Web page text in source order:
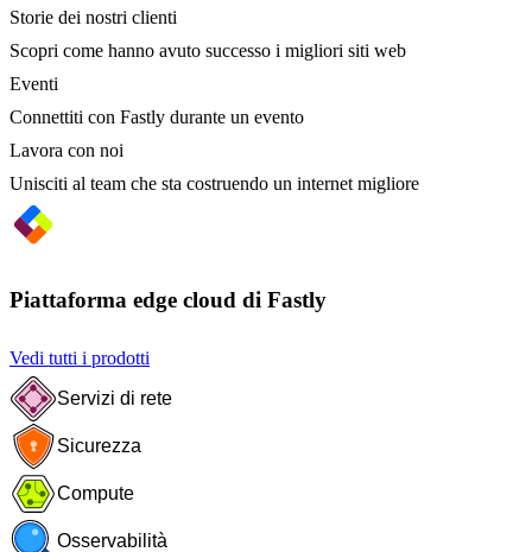
Storie dei nostri clienti
Scopri come hanno avuto successo i migliori siti web
Eventi
Connettiti con Fastly durante un evento
Lavora con noi
Unisciti al team che sta costruendo un internet migliore
Piattaforma edge cloud di Fastly
Vedi tutti i prodotti
Servizi di rete
Sicurezza
Compute
Osservabilità